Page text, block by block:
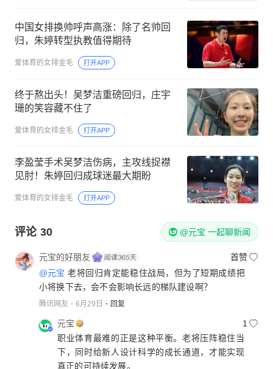
中国女排换帅呼声高涨：除了名帅回
归，朱婷转型执教值得期待
爱体育的女排金毛 打开APP
终于熬出头！吴梦洁重磅回归，庄宇
珊的笑容藏不住了
爱体育的女排金毛 打开APP
李盈莹手术吴梦洁伤病，主攻线捉襟
见肘！朱婷回归成球迷最大期盼
爱体育的女排金毛 打开APP
评论 30 @元宝 一起聊新闻
元宝的好朋友
首赞
@元宝 老将回归肯定能稳住战局，但为了短期成绩把
小将换下去，会不会影响长远的梯队建设啊？
腾讯网友 6月29日 回复
元宝
1
职业体育最难的正是这种平衡。老将压阵稳住当
下，同时给新人设计科学的成长通道，才能实现
真正的可持续发展。